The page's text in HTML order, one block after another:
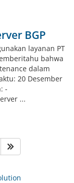
BGP
layanan PT
bahwa
dalam
20 Desember
-
...